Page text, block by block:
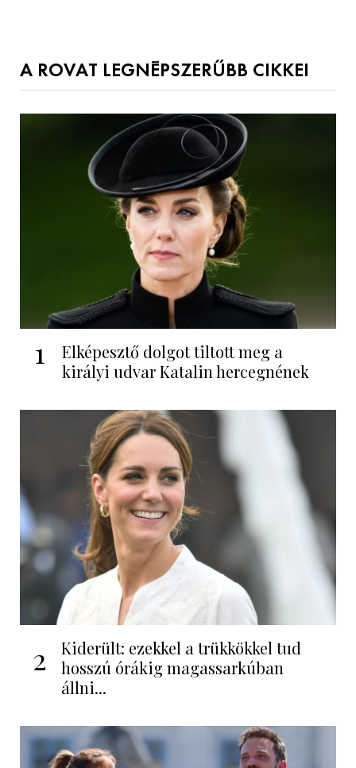
A ROVAT LEGNÉPSZERŰBB CIKKEI
1
Elképesztő dolgot tiltott meg a
királyi udvar Katalin hercegnének
2
Kiderült: ezekkel a trükkökkel tud
hosszú órákig magassarkúban
állni...